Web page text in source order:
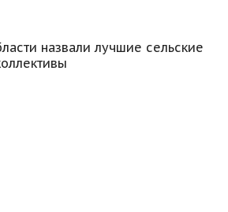
назвали лучшие сельские